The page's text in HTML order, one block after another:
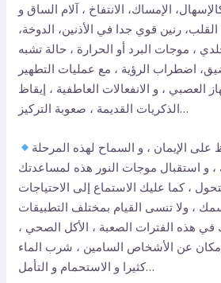
الإمساك، الانتفاخ ، آلام الساق و
رنين قوي جدا في الأذنين، الدوخة،
، موجات البرد أو الحرارة ، حالة تشبه
اضطراب الرؤية ، مع عمليات التطهير
العصبي ، و الانفعالات العاطفية ، إيقاظ
الذكريات القديمة ، صعوبة التركيز…
الإيمان ، و السماح لهذه المرحلة
، و استقبال موجات النور هذه لمساعدتك
، كما عليك الاستماع إلى الاحتياجات
، ولا تنسى القيام بمختلف التطبيقات
في هذه الفترات الصعبة ، الأكل الصحي ،
عن الأشخاص السامين ، شرب الماء
كثيرا و الاستحمام و التأمل…